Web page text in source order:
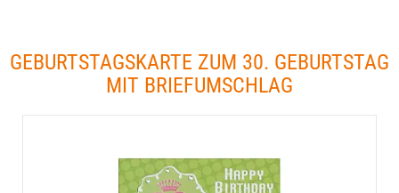
GEBURTSTAGSKARTE ZUM 30. GEBURTSTAG
MIT BRIEFUMSCHLAG